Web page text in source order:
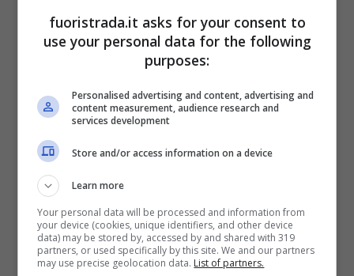
Tesla Cybertruck in mostra (ANSA) – Fuoristrada.it
Questo modello non era nato sotto un’ottima
stella,
le qualità indistruttibili, soprattutto sul tetto
in vetro, salvo poi chiederne subito una
modifica. A suo parere, nonera stato
realizzato nel migliore dei modi, motivo per il
quale, per renderlo a tutti gli effetti
fuoristrada.it asks for your consent to
use your personal data for the following
purposes:
Personalised advertising and content, advertising and
content measurement, audience research and
services development
Store and/or access information on a device
Learn more
Your personal data will be processed and information from
your device (cookies, unique identifiers, and other device
data) may be stored by, accessed by and shared with 319
partners, or used specifically by this site. We and our partners
may use precise geolocation data. List of partners.